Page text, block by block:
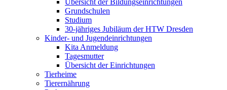
Übersicht der Bildungseinrichtungen
Grundschulen
Studium
30-jähriges Jubiläum der HTW Dresden
Kinder- und Jugendeinrichtungen
Kita Anmeldung
Tagesmutter
Übersicht der Einrichtungen
Tierheime
Tierernährung